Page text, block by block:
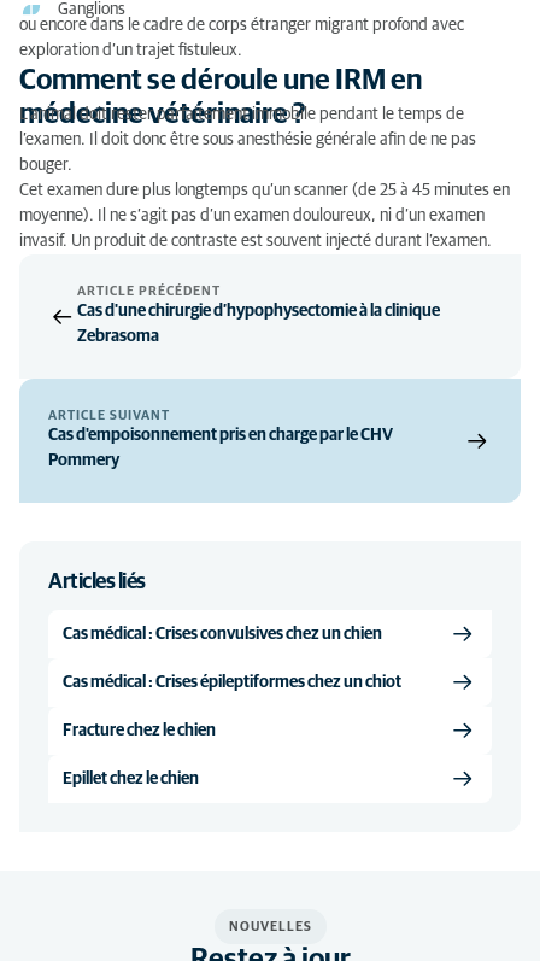
Ganglions
ou encore dans le cadre de corps étranger migrant profond avec
exploration d’un trajet fistuleux.
Comment se déroule une IRM en
médecine vétérinaire ?
L’animal doit rester parfaitement immobile pendant le temps de
l’examen. Il doit donc être sous anesthésie générale afin de ne pas
bouger.
Cet examen dure plus longtemps qu’un scanner (de 25 à 45 minutes en
moyenne). Il ne s’agit pas d’un examen douloureux, ni d’un examen
invasif. Un produit de contraste est souvent injecté durant l’examen.
ARTICLE PRÉCÉDENT
Cas d'une chirurgie d’hypophysectomie à la clinique
Zebrasoma
ARTICLE SUIVANT
Cas d'empoisonnement pris en charge par le CHV
Pommery
Articles liés
Cas médical : Crises convulsives chez un chien
Cas médical : Crises épileptiformes chez un chiot
Fracture chez le chien
Epillet chez le chien
NOUVELLES